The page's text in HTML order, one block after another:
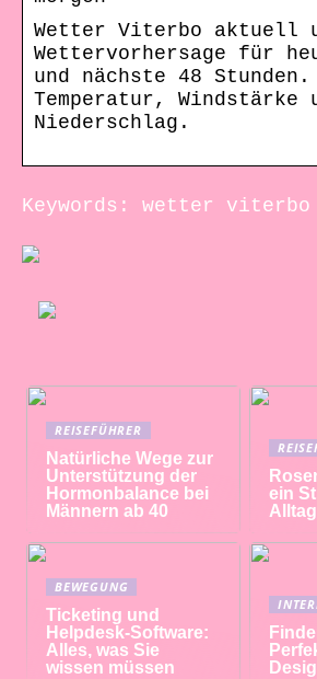
Wetter Viterbo aktuell
Wettervorhersage für
und nächste 48
Temperatur, Windstärke
Niederschlag.
Keywords: wetter viterbo
REISEFÜHRER
Natürliche Wege zur
Unterstützung der
Hormonbalance bei
Männern ab 40
ein
BEWEGUNG
Ticketing und
Helpdesk-Software:
Alles, was Sie
wissen müssen